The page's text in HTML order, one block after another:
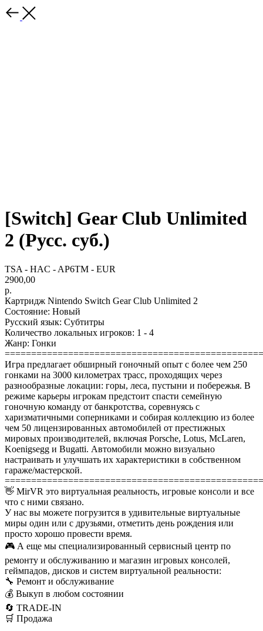
[Switch] Gear Club Unlimited
2 (Русс. суб.)
TSA - HAC - AP6TM - EUR
2900,00
р.
Картридж Nintendo Switch Gear Club Unlimited 2
Состояние: Новый
Русский язык: Субтитры
Количество локальных игроков: 1 - 4
Жанр: Гонки
Игра предлагает обширный гоночный опыт с более чем 250
гонками на 3000 километрах трасс, проходящих через
разнообразные локации: горы, леса, пустыни и побережья. В
режиме карьеры игрокам предстоит спасти семейную
гоночную команду от банкротства, соревнуясь с
харизматичными соперниками и собирая коллекцию из более
чем 50 лицензированных автомобилей от престижных
мировых производителей, включая Porsche, Lotus, McLaren,
Koenigsegg и Bugatti. Автомобили можно визуально
настраивать и улучшать их характеристики в собственном
гараже/мастерской.
👋 MirVR это виртуальная реальность, игровые консоли и все
что с ними связано.
У нас вы можете погрузится в удивительные виртуальные
миры один или с друзьями, отметить день рождения или
просто хорошо провести время.
🎮 А еще мы специализированный сервисный центр по
ремонту и обслуживанию и магазин игровых консолей,
геймпадов, дисков и систем виртуальной реальности:
🔧 Ремонт и обслуживание
💰 Выкуп в любом состоянии
🔄 TRADE-IN
🛒 Продажа